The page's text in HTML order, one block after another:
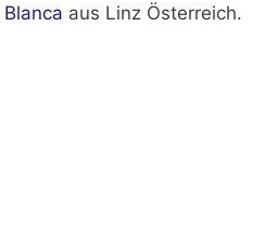
aus Linz Österreich.